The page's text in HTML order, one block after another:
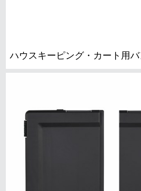
ハウスキーピング・カート用